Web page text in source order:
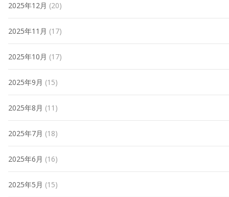
2025年12月 (20)
2025年11月 (17)
2025年10月 (17)
2025年9月 (15)
2025年8月 (11)
2025年7月 (18)
2025年6月 (16)
2025年5月 (15)